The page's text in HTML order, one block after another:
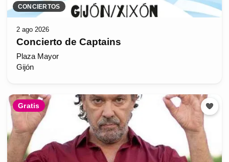
CONCIERTOS
2 ago 2026
Concierto de Captains
Plaza Mayor
Gijón
Gratis